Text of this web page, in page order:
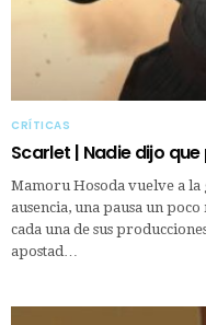
CRÍTICAS
Scarlet | Nadie dijo
Mamoru Hosoda vuelve a la
ausencia, una pausa un
cada una de sus
apostad…